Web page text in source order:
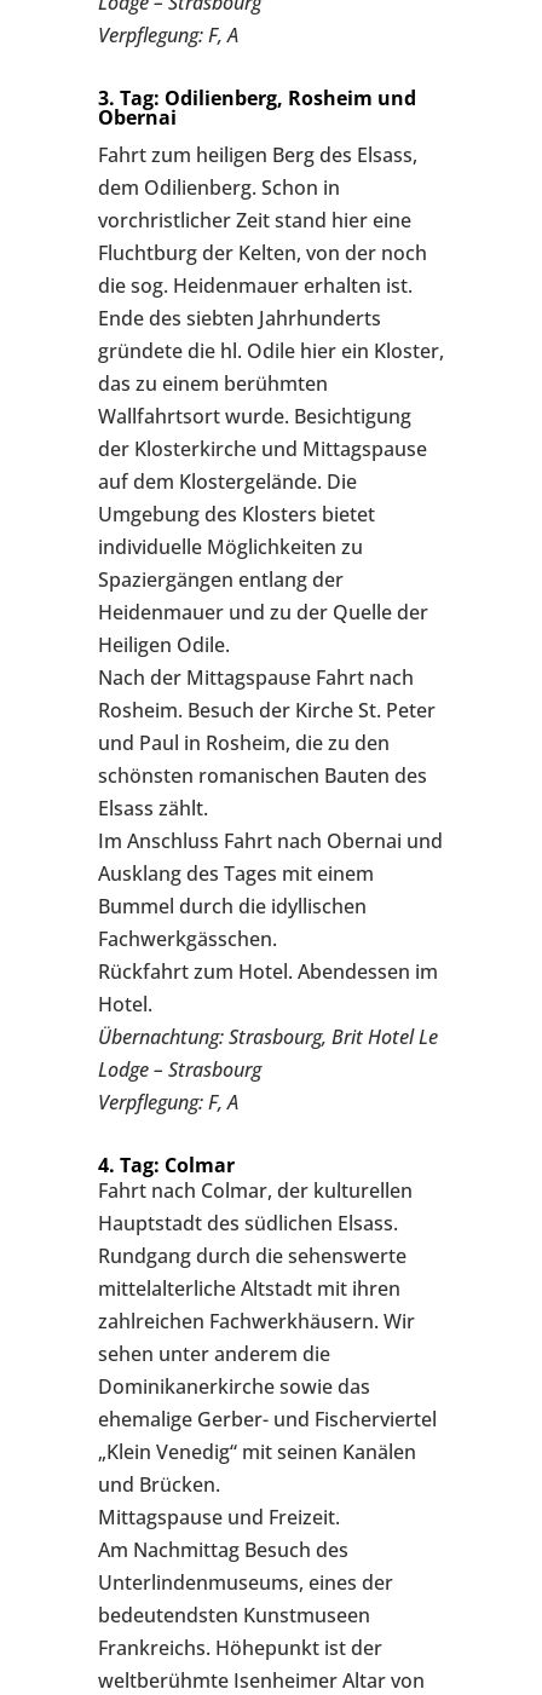
Verpflegung: F, A
3. Tag: Odilienberg, Rosheim und
Obernai
Fahrt zum heiligen Berg des Elsass,
dem Odilienberg. Schon in
vorchristlicher Zeit stand hier eine
Fluchtburg der Kelten, von der noch
die sog. Heidenmauer erhalten ist.
Ende des siebten Jahrhunderts
gründete die hl. Odile hier ein Kloster,
das zu einem berühmten
Wallfahrtsort wurde. Besichtigung
der Klosterkirche und Mittagspause
auf dem Klostergelände. Die
Umgebung des Klosters bietet
individuelle Möglichkeiten zu
Spaziergängen entlang der
Heidenmauer und zu der Quelle der
Heiligen Odile.
Nach der Mittagspause Fahrt nach
Rosheim. Besuch der Kirche St. Peter
und Paul in Rosheim, die zu den
schönsten romanischen Bauten des
Elsass zählt.
Im Anschluss Fahrt nach Obernai und
Ausklang des Tages mit einem
Bummel durch die idyllischen
Fachwerkgässchen.
Rückfahrt zum Hotel. Abendessen im
Hotel.
Übernachtung: Strasbourg, Brit Hotel Le
Lodge – Strasbourg
Verpflegung: F, A
4. Tag: Colmar
Fahrt nach Colmar, der kulturellen
Hauptstadt des südlichen Elsass.
Rundgang durch die sehenswerte
mittelalterliche Altstadt mit ihren
zahlreichen Fachwerkhäusern. Wir
sehen unter anderem die
Dominikanerkirche sowie das
ehemalige Gerber- und Fischerviertel
„Klein Venedig“ mit seinen Kanälen
und Brücken.
Mittagspause und Freizeit.
Am Nachmittag Besuch des
Unterlindenmuseums, eines der
bedeutendsten Kunstmuseen
Frankreichs. Höhepunkt ist der
weltberühmte Isenheimer Altar von